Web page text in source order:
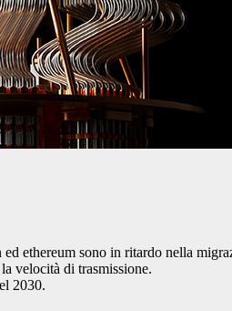
ethereum sono in ritardo nella
velocità di trasmissione.
2030.